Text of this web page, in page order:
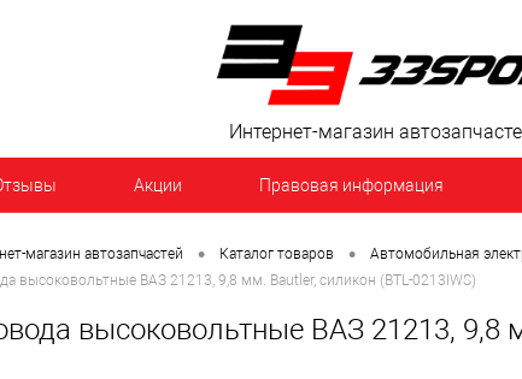
Интернет-магазин
Акции Правовая информация
магазин автозапчастей • Каталог товаров • Автомобильная
высоковольтные ВАЗ 21213, 9,8 мм. Bautler, силикон (BTL-0213IWS)
высоковольтные ВАЗ 21213, 9,8